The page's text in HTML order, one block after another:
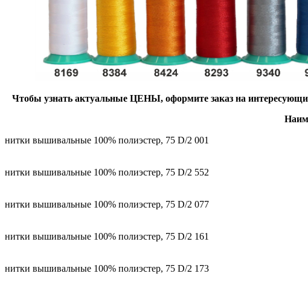
Чтобы узнать актуальные ЦЕНЫ, оформите заказ на
нитки вышивальные 100% полиэстер, 75 D/2 001
нитки вышивальные 100% полиэстер, 75 D/2 552
нитки вышивальные 100% полиэстер, 75 D/2 077
нитки вышивальные 100% полиэстер, 75 D/2 161
нитки вышивальные 100% полиэстер, 75 D/2 173